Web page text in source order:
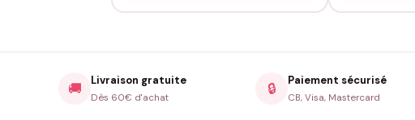
🚚 Livraison gratuite
Dès 60€ d'achat
🔒 Paiement sécurisé
CB, Visa, Mastercard